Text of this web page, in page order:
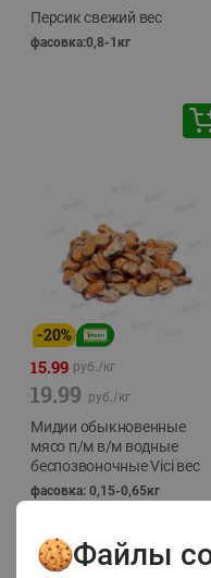
Персик свежий вес
фасовка:0,8-1кг
-20%
15.99 руб./кг
19.99 руб./кг
Мидии обыкновенные
мясо п/м в/м водные
беспозвоночные Vici вес
фасовка: 0,15-0,65кг
Файлы